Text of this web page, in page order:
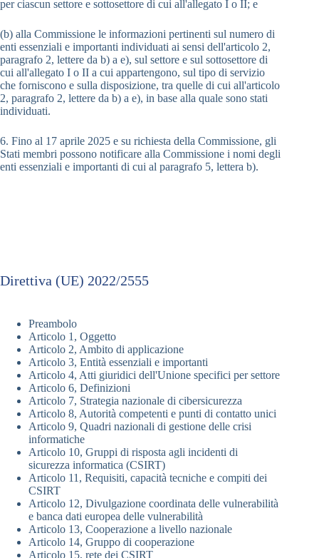
per ciascun settore e sottosettore di cui all'allegato I o II; e
(b) alla Commissione le informazioni pertinenti sul numero di
enti essenziali e importanti individuati ai sensi dell'articolo 2,
paragrafo 2, lettere da b) a e), sul settore e sul sottosettore di
cui all'allegato I o II a cui appartengono, sul tipo di servizio
che forniscono e sulla disposizione, tra quelle di cui all'articolo
2, paragrafo 2, lettere da b) a e), in base alla quale sono stati
individuati.
6. Fino al 17 aprile 2025 e su richiesta della Commissione, gli
Stati membri possono notificare alla Commissione i nomi degli
enti essenziali e importanti di cui al paragrafo 5, lettera b).
Direttiva (UE) 2022/2555
Preambolo
Articolo 1, Oggetto
Articolo 2, Ambito di applicazione
Articolo 3, Entità essenziali e importanti
Articolo 4, Atti giuridici dell'Unione specifici per settore
Articolo 6, Definizioni
Articolo 7, Strategia nazionale di cibersicurezza
Articolo 8, Autorità competenti e punti di contatto unici
Articolo 9, Quadri nazionali di gestione delle crisi
informatiche
Articolo 10, Gruppi di risposta agli incidenti di
sicurezza informatica (CSIRT)
Articolo 11, Requisiti, capacità tecniche e compiti dei
CSIRT
Articolo 12, Divulgazione coordinata delle vulnerabilità
e banca dati europea delle vulnerabilità
Articolo 13, Cooperazione a livello nazionale
Articolo 14, Gruppo di cooperazione
Articolo 15, rete dei CSIRT